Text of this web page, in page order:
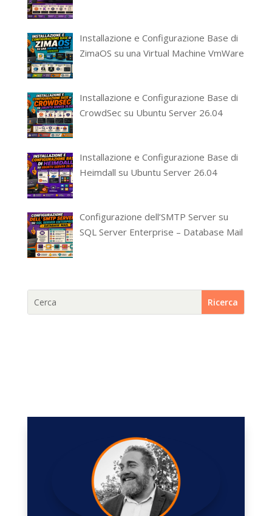
Installazione e Configurazione Base di
ZimaOS su una Virtual Machine VmWare
Installazione e Configurazione Base di
CrowdSec su Ubuntu Server 26.04
Installazione e Configurazione Base di
Heimdall su Ubuntu Server 26.04
Configurazione dell’SMTP Server su
SQL Server Enterprise – Database Mail